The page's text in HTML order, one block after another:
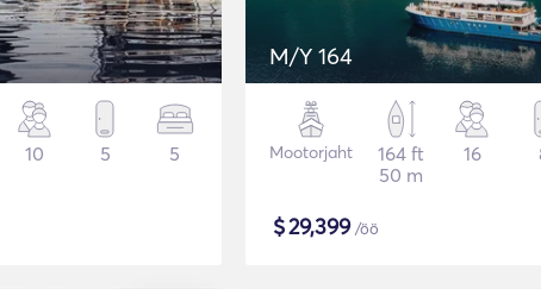
10 5 5
M/Y 164
Mootorjaht
164 ft
50 m
16
$29,399/öö